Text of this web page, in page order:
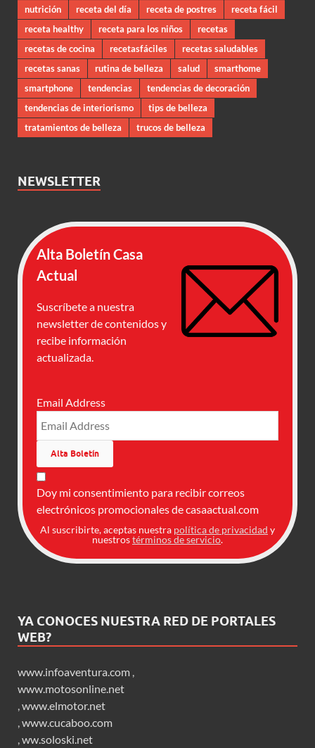
nutrición
receta del día receta de postres
receta fácil
receta healthy
receta para los niños
recetas
recetas de cocina
recetasfáciles
recetas saludables
recetas sanas
rutina de belleza salud
smarthome
smartphone
tendencias
tendencias de decoración
tendencias de interiorismo
tips de belleza
tratamientos de belleza
trucos de belleza
NEWSLETTER
Alta Boletín Casa
Actual
Suscríbete a nuestra
newsletter de contenidos y
recibe información
actualizada.
Email Address
Doy mi consentimiento para recibir correos
electrónicos promocionales de casaactual.com
Al suscribirte, aceptas nuestra política de privacidad y
nuestrostérminos de servicio.
YA CONOCES NUESTRA RED DE PORTALES
WEB?
www.infoaventura.com
www.motosonline.net
www.elmotor.net
www.cucaboo.com
ww.soloski.net